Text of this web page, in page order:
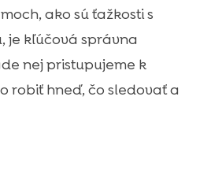
prirodzená čistota a
s bolesťou
pri domácom tlmení
vyhnúť
bolesti a zlepšenia, aby
ako sú ťažkosti s
je kľúčová správna
nej pristupujeme k
robiť hneď, čo sledovať a